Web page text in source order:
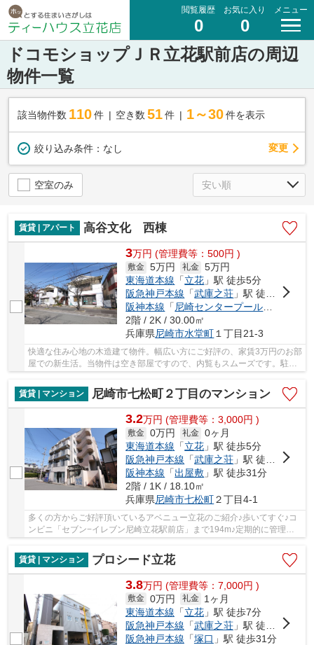
閲覧履歴
0
お気に入り
0
メニュー
ドコモショップＪＲ立花駅前店の周辺
物件一覧
該当物件数 110件 空き数 51 件 1～30 件を表示
絞り込み条件： なし 変更
空室のみ
賃貸 | アパート 高谷文化 西棟
3万円 (管理費等：500円 )
敷金 5万円 礼金 5万円
東海道本線 「立花 」駅 徒歩5分
阪急神戸本線 「武庫之荘 」駅 徒歩20分
阪神本線 「尼崎センタープール前
2階 / 2K / 30.00㎡
兵庫県尼崎市水堂町１丁目21-3
快適な住み心地の木造建て物件。幅広い方にご好評の、家賃3万円のお部
屋での新生活。当物件は空き部屋ですので、内覧もスムーズです。駐輪
賃貸 | マンション
尼崎市七松町２丁目のマンション
3.2万円 (管理費等：3,000円 )
敷金 0万円 礼金 0ヶ月
東海道本線 「立花 」駅 徒歩5分
阪急神戸本線 「武庫之荘 」駅 徒歩30分
阪神本線 「出屋敷 」駅 徒歩31分
2階 / 1K / 18.10㎡
兵庫県尼崎市七松町２丁目4-1
多くの方からご好評頂いているアベニュー立花のご紹介♪歩いてすぐ♪コ
ンビニ「セブン−イレブン尼崎立花駅前店」まで194m♪定期的に管理人
賃貸 | マンション
プロシード立花
3.8万円 (管理費等：7,000円 )
敷金 0万円 礼金
1ヶ月
東海道本線 「立花」駅 徒歩7分
阪急神戸本線 「武庫之荘」駅 徒歩21分
阪急神戸本線 「塚口 」駅 徒歩31分